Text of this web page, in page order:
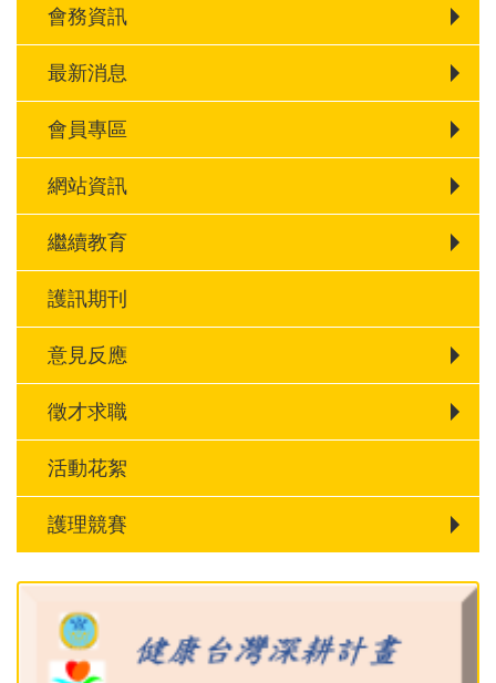
會務資訊
最新消息
會員專區
網站資訊
繼續教育
護訊期刊
意見反應
徵才求職
活動花絮
護理競賽